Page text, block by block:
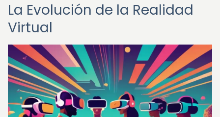
La Evolución de la Realidad
Virtual